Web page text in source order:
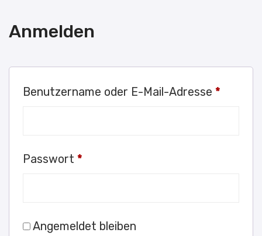
Anmelden
Benutzername oder E-Mail-Adresse *
Passwort *
Angemeldet bleiben